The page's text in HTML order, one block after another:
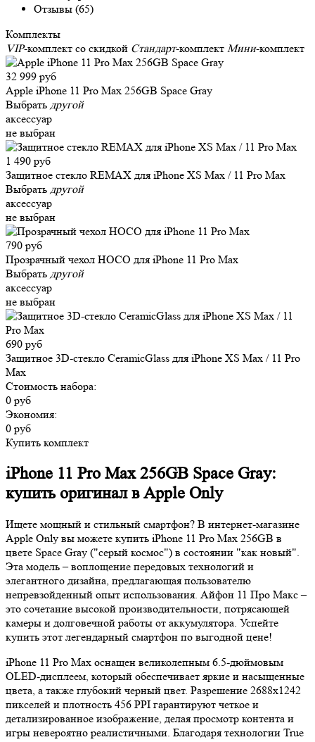
Отзывы (65)
Комплекты
VIP-комплект со скидкой Стандарт-комплект Мини-комплект
32 999 руб
Apple iPhone 11 Pro Max 256GB Space Gray
Выбрать другой
аксессуар
не выбран
1 490 руб
Защитное стекло REMAX для iPhone XS Max / 11 Pro Max
Выбрать другой
аксессуар
не выбран
790 руб
Прозрачный чехол HOCO для iPhone 11 Pro Max
Выбрать другой
аксессуар
не выбран
690 руб
Защитное 3D-стекло CeramicGlass для iPhone XS Max / 11 Pro
Max
Стоимость набора:
0 руб
Экономия:
0 руб
Купить комплект
iPhone 11 Pro Max 256GB Space Gray:
купить оригинал в Apple Only
Ищете мощный и стильный смартфон? В интернет-магазине
Apple Only вы можете купить iPhone 11 Pro Max 256GB в
цвете Space Gray ("серый космос") в состоянии "как новый".
Эта модель – воплощение передовых технологий и
элегантного дизайна, предлагающая пользователю
непревзойденный опыт использования. Айфон 11 Про Макс –
это сочетание высокой производительности, потрясающей
камеры и долговечной работы от аккумулятора. Успейте
купить этот легендарный смартфон по выгодной цене!
iPhone 11 Pro Max оснащен великолепным 6.5-дюймовым
OLED-дисплеем, который обеспечивает яркие и насыщенные
цвета, а также глубокий черный цвет. Разрешение 2688x1242
пикселей и плотность 456 PPI гарантируют четкое и
детализированное изображение, делая просмотр контента и
игры невероятно реалистичными. Благодаря технологии True